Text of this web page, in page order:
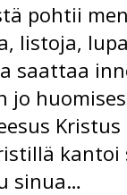
pohtii
listoja,
saattaa
kantoi
sinua…